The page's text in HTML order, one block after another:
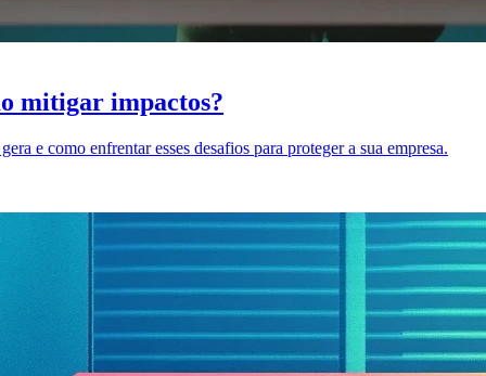
mitigar impactos?
e como enfrentar esses desafios para proteger a sua empresa.